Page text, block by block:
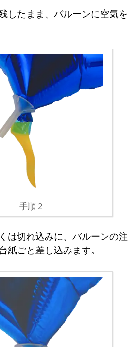
したまま、バルーンに空気を
手順 2
は切れ込みに、バルーンの注
紙ごと差し込みます。